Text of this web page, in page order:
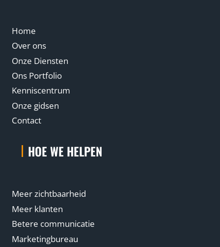
Home
Over ons
Onze Diensten
Ons Portfolio
Kenniscentrum
Onze gidsen
Contact
HOE WE HELPEN
Meer zichtbaarheid
Meer klanten
Betere communicatie
Marketingbureau